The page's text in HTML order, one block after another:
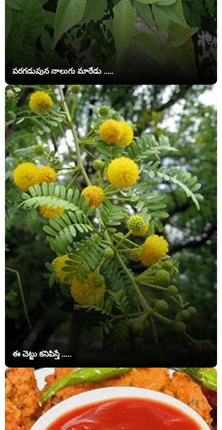
పరగడుపున నాలుగు మారేడు .....
ఈ చెట్టు కనిపిస్తే .....